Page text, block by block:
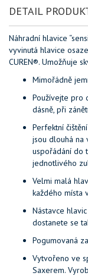
DETAIL
Náhradní hlavice
vyvinutá hlavice
CUREN®. Umožňuje
Mimořádně
Používejte pro
dásně, při
Perfektní
jsou dlouhá na
uspořádání do
jednotlivého
Velmi malá
každého místa
Nástavce
dostanete se
Pogumovaná
Vytvořeno ve
Saxerem.